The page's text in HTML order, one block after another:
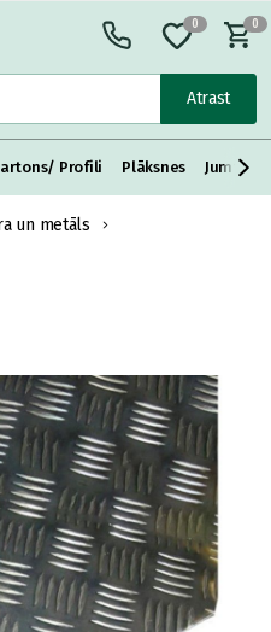
Atrast
0 0
Profili Plāksnes Jumta
un metāls